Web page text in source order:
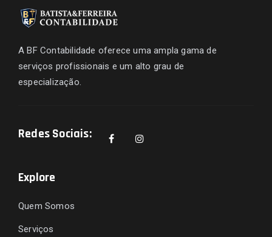
A BF Contabilidade oferece uma ampla gama de
serviços profissionais e um alto grau de
especialização.
Redes Sociais:
Explore
Quem Somos
Serviços